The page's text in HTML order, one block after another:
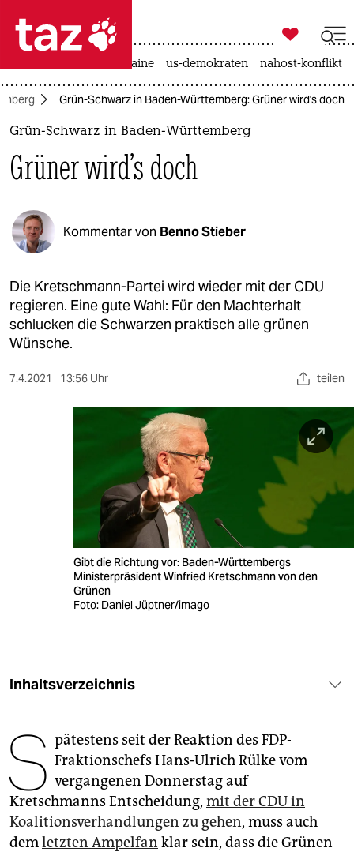
 taz zahl ich
taz zahl ich
politik
öko
gesellschaft
kultur
sport
veranstaltungen
fragen & hilfe
genossenschaft

taz zahl ich
krieg in der ukraine us-demokraten nahost-konflikt
Grün-Schwarz in Baden-Württemberg: Grüner wird's doch
Grün-Schwarz in Baden-Württemberg
Grüner wird's doch
Kommentar von Benno Stieber
Die Kretschmann-Partei wird wieder mit der CDU
regieren. Eine gute Wahl: Für den Machterhalt
schlucken die Schwarzen praktisch alle grünen
Wünsche.
7.4.2021 13:56 Uhr teilen
Gibt die Richtung vor: Baden-Württembergs
Ministerpräsident Winfried Kretschmann von den
Grünen
Foto: Daniel Jüptner/imago
Inhaltsverzeichnis
S pätestens seit der Reaktion des FDP-
Fraktionschefs Hans-Ulrich Rülke vom
vergangenen Donnerstag auf
Kretschmanns Entscheidung, mit der CDU in
Koalitionsverhandlungen zu gehen, muss auch
demletzten Ampelfan klar sein, dass die Grünen